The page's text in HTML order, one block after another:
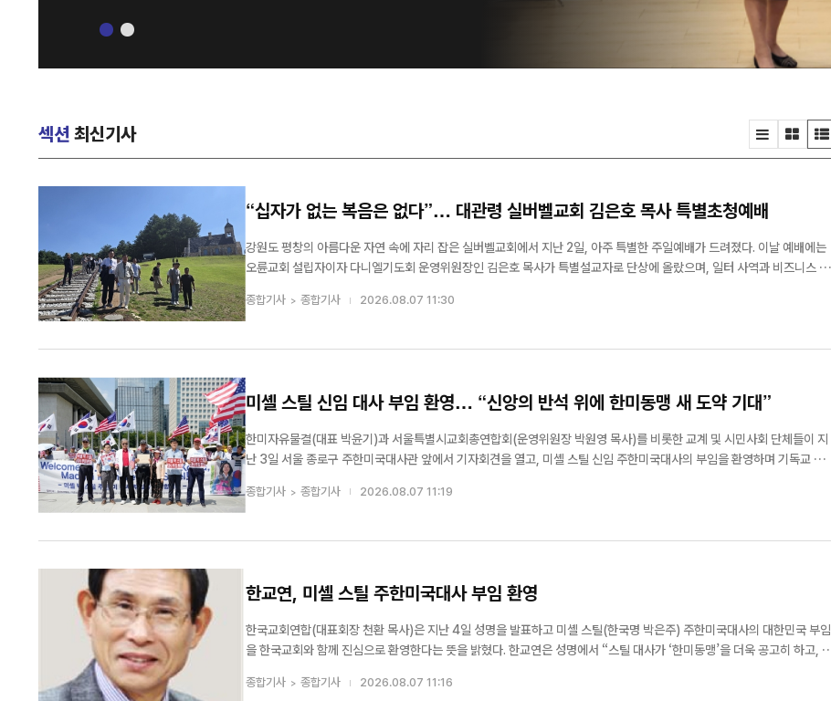
료진과 내원 환자들의 감염 예방 및 위생관리를 위
로 지역사회를 위한 다양한 사회공헌 활동을 지속
모두에게 큰 도움을 주신 월드쉐어에 감사드린다.
번 기탁이 병원 위생 관리에 실질적인 도움이 될
것으로 기대한다”고 말했다. 한편 월드쉐어는 전
세계 20여 개국에서 그룹홈, 해외아동결연, 교...
섹션 최신기사
“십자가 없는 복음은 없다”… 대관령 실버벨교회 김은호 목사 특별초청예배
강원도 평창의 아름다운 자연 속에 자리 잡은 실버벨교회에서 지난 2일, 아주 특별한 주일예배가 드려졌다. 이날 예배에는
오륜교회 설립자이자 다니엘기도회 운영위원장인 김은호 목사가 특별설교자로 단상에 올랐으며, 일터 사역과 비즈니스 선
장 18절을 본문으로...
종합기사 종합기사 2026.08.07 11:30
미셸 스틸 신임 대사 부임 환영… “신앙의 반석 위에 한미동맹 새 도약 기대”
한미자유물결(대표 박윤기)과 서울특별시교회총연합회(운영위원장 박원영 목사)를 비롯한 교계 및 시민사회 단체들이 지
난 3일 서울 종로구 주한미국대사관 앞에서 기자회견을 열고, 미셸 스틸 신임 주한미국대사의 부임을 환영하며 기독교 신앙
주년을 축하하는 한편, ...
종합기사 종합기사 2026.08.07 11:19
한교연, 미셸 스틸 주한미국대사 부임 환영
한국교회연합(대표회장 천환 목사)은 지난 4일 성명을 발표하고 미셸 스틸(한국명 박은주) 주한미국대사의 대한민국 부임
을 한국교회와 함께 진심으로 환영한다는 뜻을 밝혔다. 한교연은 성명에서 “스틸 대사가 ‘한미동맹’을 더욱 공고히 하고, 양
해 한교연은 “한국의 독실한 기독교 가정...
종합기사 종합기사 2026.08.07 11:16